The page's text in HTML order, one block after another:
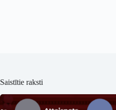
Saistītie raksti